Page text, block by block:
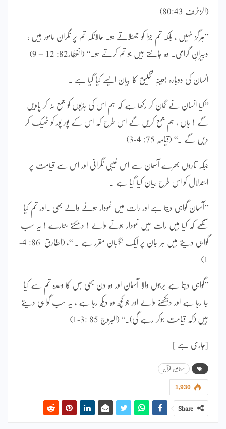
(الزخرف 80:43)
’’ہرگز نہیں ، بلکہ تم جزا کو جھٹلاتے ہو۔ حالانکہ تم پر نگران مامور ہیں ،
دبیرانِ گرامی۔ وہ جانتے ہیں جو تم کرتے ہو۔‘‘ (انفطار82: 12 – 9)
انسان کی دوبارہ بعینہٖ تخلیق کا بیان ایسے کیا گیا ہے ۔
’’کیا انسان نے گمان کر رکھا ہے کہ ہم اس کی ہڈیوں کو جمع نہ کر پاویں
گے ! ہاں ، ہم جمع کریں گے اس طرح کہ اس کے پور پور کو ٹھیک کر
دیں گے ۔‘‘ (قیامہ 75: 4-3)
جبکہ تاروں بھرے آسمان سے اس غیبی نگرانی اور اس سے قیامت پر
استدلال کو اس طرح بیان کیا گیا ہے ۔
’’آسمان گواہی دیتا ہے اور رات میں نمودار ہونے والے بھی ۔اور تم کیا
سمجھے کہ کیا ہیں رات میں نمودار ہونے والے ! دمکتے ستارے ! یہ سب
گواہی دیتے ہیں ہر جان پر ایک نگہبان مقرر ہے ۔ ‘‘، (الطارق 86: 4-
1)
’’گواہی دیتا ہے برجوں والا آسمان اور وہ دن بھی جس کا وعدہ تم سے کیا
جا رہا ہے اور دیکھنے والے اور جو کچھ وہ دیکھ رہا ہے ، یہ سب گواہی دیتے
ہیں (کہ قیامت ہوکر رہے گی)۔‘‘ (البروج 85 :3-1)
[جاری ہے ]
مضامین قرآن
1,930
Share